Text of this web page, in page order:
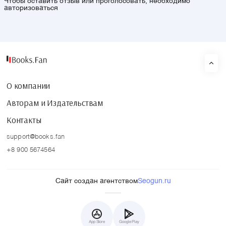
авторизоваться
О компании
Авторам и Издательствам
Контакты
support@books.fan
+8 900 5674564
Сайт создан агентствомSeogun.ru
App Store Google Play